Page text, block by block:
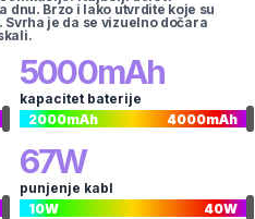
dnu. Brzo i lako utvrdite koje su
je da se vizuelno dočara
5000mAh
kapacitet baterije
2000mAh 4000mAh
67W
punjenje kabl
10W 40W